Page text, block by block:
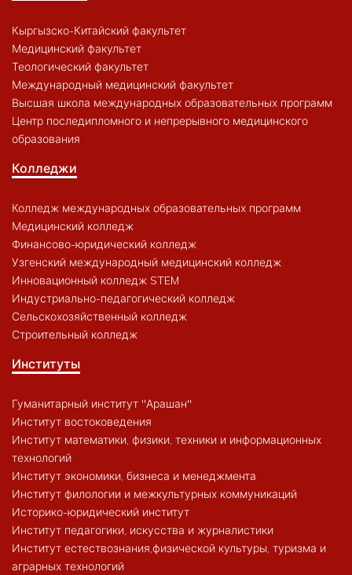
Кыргызско-Китайский факультет
Медицинский факультет
Теологический факультет
Международный медицинский факультет
Высшая школа международных образовательных программ
Центр последипломного и непрерывного медицинского
образования
Колледжи
Колледж международных образовательных программ
Медицинский колледж
Финансово-юридический колледж
Узгенский международный медицинский колледж
Инновационный колледж STEM
Индустриально-педагогический колледж
Сельскохозяйственный колледж
Строительный колледж
Институты
Гуманитарный институт "Арашан"
Институт востоковедения
Институт математики, физики, техники и информационных
технологий
Институт экономики, бизнеса и менеджмента
Институт филологии и межкультурных коммуникаций
Историко-юридический институт
Институт педагогики, искусства и журналистики
Институт естествознания,физической культуры, туризма и
аграрных технологий